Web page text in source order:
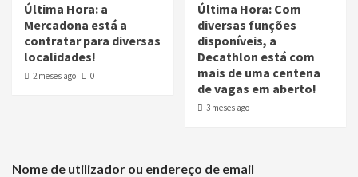
Última Hora: a
Mercadona está a
contratar para diversas
localidades!
2 meses ago 0
Última Hora: Com
diversas funções
disponíveis, a
Decathlon está com
mais de uma centena
de vagas em aberto!
3 meses ago
Nome de utilizador ou endereço de email